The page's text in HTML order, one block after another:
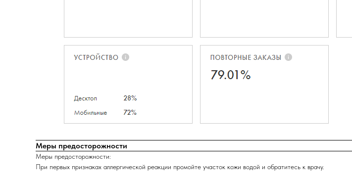
Меры предосторожности
Меры предосторожности:
При первых признаках аллергической реакции промойте участок кожи водой и обратитесь к врачу.